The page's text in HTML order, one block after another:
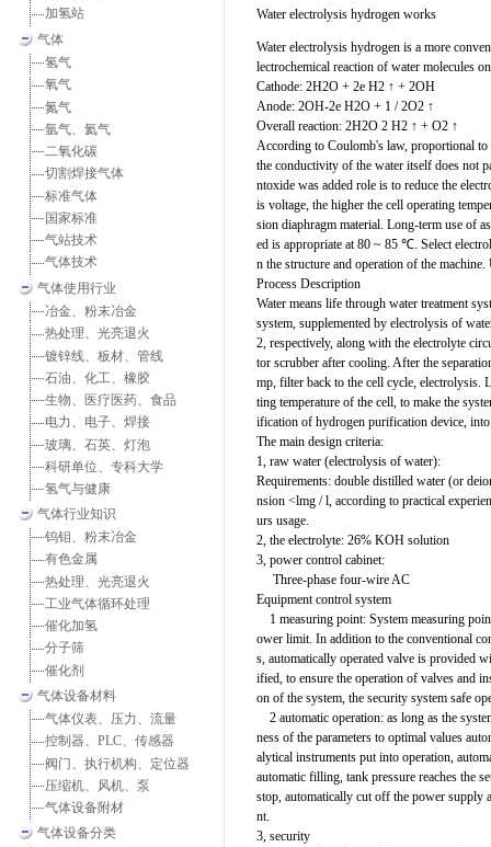
加氢站
气体
氢气
氧气
氮气
氩气、氦气
二氧化碳
切割焊接气体
标准气体
国家标准
气站技术
气体技术
气体使用行业
冶金、粉末冶金
热处理、光亮退火
镀锌线、板材、管线
石油、化工、橡胶
生物、医疗医药、食品
电力、电子、焊接
玻璃、石英、灯泡
科研单位、专科大学
氢气与健康
气体行业知识
钨钼、粉末冶金
有色金属
热处理、光亮退火
工业气体循环处理
催化加氢
分子筛
催化剂
气体设备材料
气体仪表、压力、流量
控制器、PLC、传感器
阀门、执行机构、定位器
压缩机、风机、泵
气体设备附材
气体设备分类
Water electrolysis hydrogen works
Water electrolysis hydrogen is a more
lectrochemical reaction of water molecules
Cathode: 2H2O + 2e H2 ↑ + 2OH
Anode: 2OH-2e H2O + 1 / 2O2 ↑
Overall reaction: 2H2O 2 H2 ↑ + O2 ↑
According to Coulomb's law, proportional to
the conductivity of the water itself does not
ntoxide was added role is to reduce the
is voltage, the higher the cell operating
sion diaphragm material. Long-term use of
ed is appropriate at 80 ~ 85 ℃. Select
n the structure and operation of the
Process Description
Water means life through water treatment
system, supplemented by electrolysis of
2, respectively, along with the electrolyte
tor scrubber after cooling. After the
mp, filter back to the cell cycle, electrolysis.
ting temperature of the cell, to make the
ification of hydrogen purification device,
The main design criteria:
1, raw water (electrolysis of water):
Requirements: double distilled water (or
nsion <lmg / l, according to practical
urs usage.
2, the electrolyte: 26% KOH solution
3, power control cabinet:
Three-phase four-wire AC
Equipment control system
1 measuring point: System measuring
ower limit. In addition to the conventional
s, automatically operated valve is provided
ified, to ensure the operation of valves and
on of the system, the security system safe
2 automatic operation: as long as the
ness of the parameters to optimal values
alytical instruments put into operation,
automatic filling, tank pressure reaches the
stop, automatically cut off the power supply
nt.
3, security